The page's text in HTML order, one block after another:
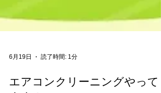
6月19日 読了時間: 1分